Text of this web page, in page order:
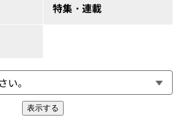
特集・連載
表示する